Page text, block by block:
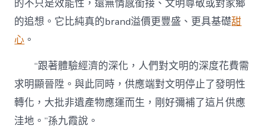
的不只是效能性，還無情感銜接、文明尊敬或對家鄉
的追想。它比純真的brand溢價更豐盛、更具基礎甜
心 。
“跟著體驗經濟的深化，人們對文明的深度花費需
求明顯晉陞。與此同時，供應端對文明停止了發明性
轉化，大批非遺產物應運而生，剛好彌補了這片供應
洼地。”孫九霞說。